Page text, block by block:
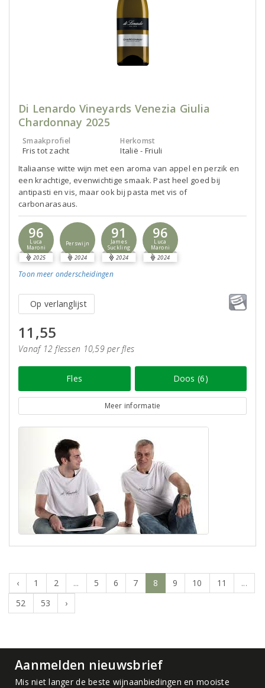
Di Lenardo Vineyards Venezia Giulia
Chardonnay 2025
Smaakprofiel
Fris tot zacht
Herkomst
Italië - Friuli
Italiaanse witte wijn met een aroma van appel en perzik en
een krachtige, evenwichtige smaak. Past heel goed bij
antipasti en vis, maar ook bij pasta met vis of
carbonarasaus.
96
Luca
Maroni
2025
Perswijn
2024
91
James
Suckling
2024
96
Luca
Maroni
2024
Toon meer onderscheidingen
Op verlanglijst
11,55
Vanaf 12 flessen 10,59 per fles
Fles Doos (6)
Meer informatie
‹ 1 2 ... 5 6 7 8 9 10 11
...
52
53 ›
Aanmelden nieuwsbrief
Mis niet langer de beste wijnaanbiedingen en mooiste